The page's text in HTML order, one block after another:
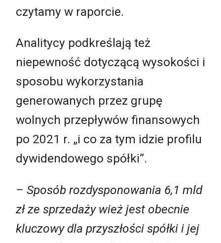
czytamy w raporcie.
Analitycy podkreślają też
niepewność dotyczącą wysokości i
sposobu wykorzystania
generowanych przez grupę
wolnych przepływów finansowych
po 2021 r. „i co za tym idzie profilu
dywidendowego spółki”.
– Sposób rozdysponowania 6,1 mld
zł ze sprzedaży wież jest obecnie
kluczowy dla przyszłości spółki i jej